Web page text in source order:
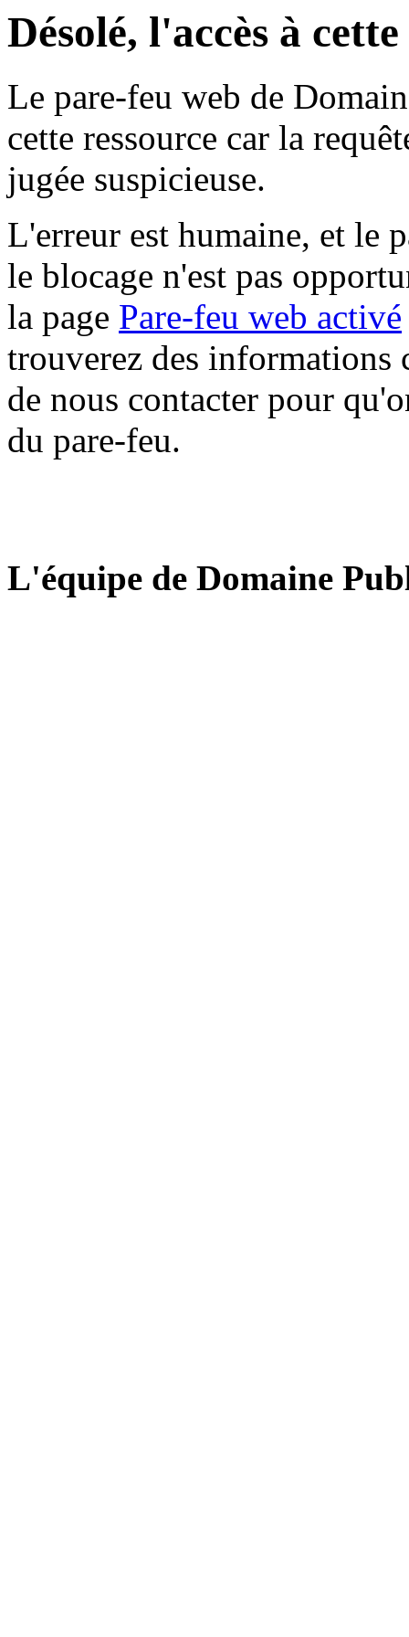
Désolé, l'accès à
Le pare-feu web de
cette ressource car la
jugée suspicieuse.
L'erreur est humaine, et le
le blocage n'est pas
la page Pare-feu web activé
trouverez des informations
de nous contacter pour
du pare-feu.
L'équipe de Domaine